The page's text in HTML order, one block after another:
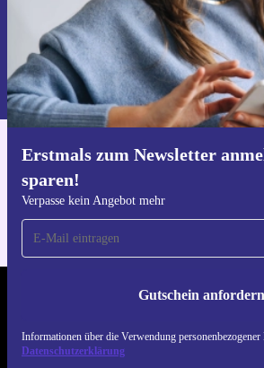
Erstmals zum Newsletter
sparen!
Verpasse kein Angebot mehr
Gutschein anfordern
Informationen über die Verwendung
Datenschutzerklärung
Gutschein anfordern
Informationen über die Verwendung
du in unserer
Datenschutzerklärung.
Hol dir die
REFURBED ÖSTERREICH -
FOLGE UNS